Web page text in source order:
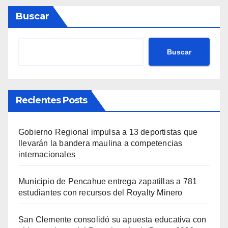
Buscar
Buscar
Recientes Posts
Gobierno Regional impulsa a 13 deportistas que
llevarán la bandera maulina a competencias
internacionales
Municipio de Pencahue entrega zapatillas a 781
estudiantes con recursos del Royalty Minero
San Clemente consolidó su apuesta educativa con